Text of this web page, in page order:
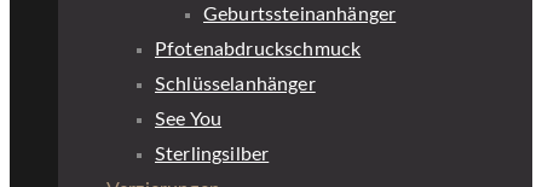
Geburtssteinanhänger
Pfotenabdruckschmuck
Schlüsselanhänger
See You
Sterlingsilber